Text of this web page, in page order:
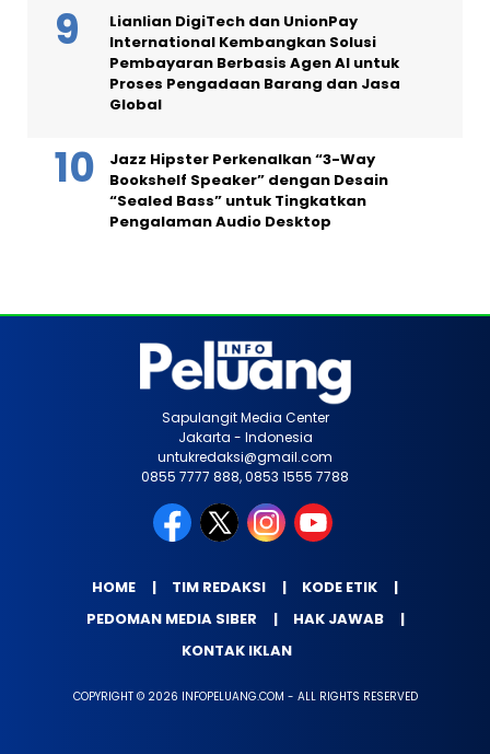
Lianlian DigiTech dan UnionPay
International Kembangkan Solusi
Pembayaran Berbasis Agen AI untuk
Proses Pengadaan Barang dan Jasa
Global
Jazz Hipster Perkenalkan “3-Way
Bookshelf Speaker” dengan Desain
“Sealed Bass” untuk Tingkatkan
Pengalaman Audio Desktop
Sapulangit Media Center
Jakarta - Indonesia
untukredaksi@gmail.com
0855 7777 888, 0853 1555 7788
HOME TIM REDAKSI
KODE ETIK
PEDOMAN MEDIA SIBER
HAK JAWAB
KONTAK IKLAN
COPYRIGHT © 2026 INFOPELUANG.COM - ALL RIGHTS RESERVED